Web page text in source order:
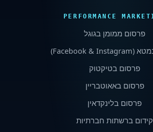
PERFORMANCE
פרסום ממומן בגוגל
(
Facebook & Instagram
)
פרסום בטיקטוק
פרסום באאוטבריין
פרסום בלינקדאין
קידום ברשתות חברתיות